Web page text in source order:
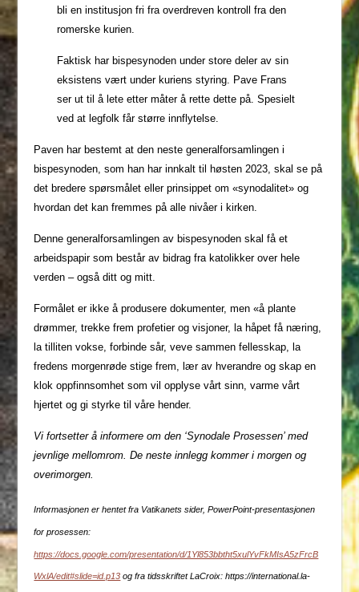
bli en institusjon fri fra overdreven kontroll fra den
romerske kurien.
Faktisk har bispesynoden under store deler av sin
eksistens vært under kuriens styring. Pave Frans
ser ut til å lete etter måter å rette dette på. Spesielt
ved at legfolk får større innflytelse.
Paven har bestemt at den neste generalforsamlingen i
bispesynoden, som han har innkalt til høsten 2023, skal se på
det bredere spørsmålet eller prinsippet om «synodalitet» og
hvordan det kan fremmes på alle nivåer i kirken.
Denne generalforsamlingen av bispesynoden skal få et
arbeidspapir som består av bidrag fra katolikker over hele
verden – også ditt og mitt.
Formålet er ikke å produsere dokumenter, men «å plante
drømmer, trekke frem profetier og visjoner, la håpet få næring,
la tilliten vokse, forbinde sår, veve sammen fellesskap, la
fredens morgenrøde stige frem, lær av hverandre og skap en
klok oppfinnsomhet som vil opplyse vårt sinn, varme vårt
hjertet og gi styrke til våre hender.
Vi fortsetter å informere om den ‘Synodale Prosessen’ med
jevnlige mellomrom. De neste innlegg kommer i morgen og
overimorgen.
Informasjonen er hentet fra Vatikanets sider, PowerPoint-presentasjonen
for prosessen:
https://docs.google.com/presentation/d/1Yl853bbtht5xulYvFkMIsA5zFrcB
WxlA/edit#slide=id.p13 og fra tidsskriftet LaCroix: https://international.la-